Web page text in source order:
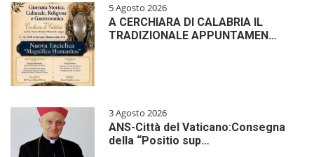
5 Agosto 2026
A CERCHIARA DI CALABRIA IL
TRADIZIONALE APPUNTAMEN…
3 Agosto 2026
ANS-Città del Vaticano:Consegna
della “Positio sup…